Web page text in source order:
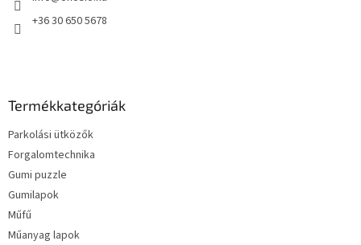
+36 30 650 5678
Termékkategóriák
Parkolási ütközők
Forgalomtechnika
Gumi puzzle
Gumilapok
Műfű
Műanyag lapok